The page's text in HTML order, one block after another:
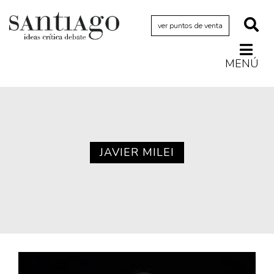
ver puntos de venta
MENÚ
JAVIER MILEI